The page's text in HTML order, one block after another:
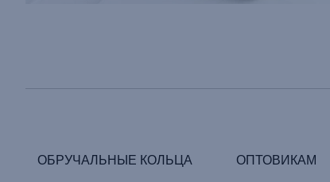
ОБРУЧАЛЬНЫЕ КОЛЬЦА ОПТОВИКАМ